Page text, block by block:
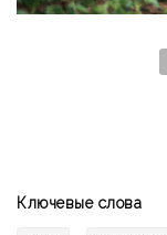
Ключевые слова